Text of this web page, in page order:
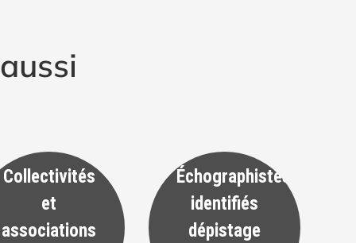
Collectivités
et
associations
Échographistes
identifiés
dépistage